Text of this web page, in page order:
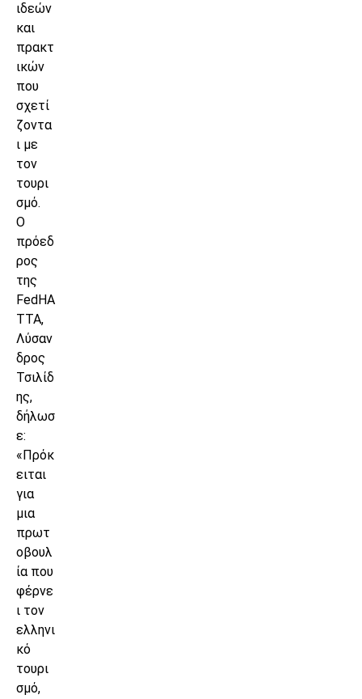
ιδεών
και
πρακτ
ικών
που
σχετί
ζοντα
ι με
τον
τουρι
σμό.
Ο
πρόεδ
ρος
της
FedHA
TTA,
Λύσαν
δρος
Τσιλίδ
ης,
δήλωσ
ε:
«Πρόκ
ειται
για
μια
πρωτ
οβουλ
ία που
φέρνε
ι τον
ελληνι
κό
τουρι
σμό,